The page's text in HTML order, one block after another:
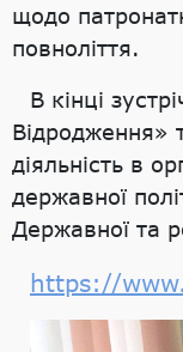
щодо
повноліття.
В кінці
Відродження»
діяльність в
державної
Державної та
https://